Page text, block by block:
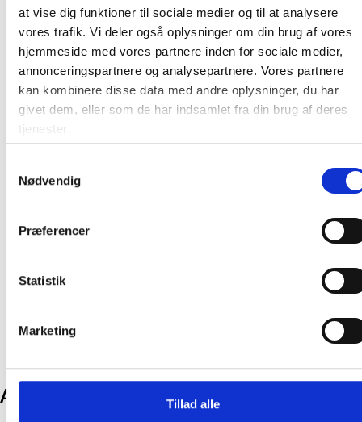
at vise dig funktioner til sociale medier og til at analysere
vores trafik. Vi deler også oplysninger om din brug af vores
hjemmeside med vores partnere inden for sociale medier,
annonceringspartnere og analysepartnere. Vores partnere
kan kombinere disse data med andre oplysninger, du har
givet dem, eller som de har indsamlet fra din brug af deres
tjenester.
Nødvendig
Præferencer
Statistik
Marketing
Tillad alle
Armstøtternes højde: 20 cm
Armstøtternes bredde: 3,5 cm
Farver: Beige hynder, sort stel og bord
Catania loungemøbler er det perfekte valg for dig, der vil
skabe en afslappet og stilfuld stemning udendørs.
Uanset om du bruger det til kaffe med vennerne eller
Farve:
Variant:
Andre kunder købte også